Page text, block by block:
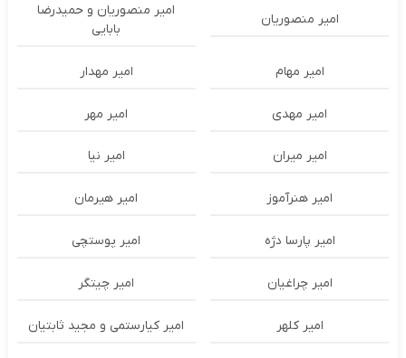
امیر منصوریان
امیر منصوریان و حمیدرضا
بابایی
امیر مهام امیر مهدار
امیر مهدی امیر مهر
امیر میران امیر نیا
امیر هنرآموز امیر هیرمان
امیر پارسا دژه امیر پوستچی
امیر چراغیان امیر چیتگر
امیر کلهر امیر کیارستمی و مجید ثابتیان